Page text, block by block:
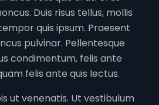
Duis risus tellus, mollis
quis ipsum. Praesent
pulvinar. Pellentesque
condimentum, felis ante
felis ante quis lectus.
ut venenatis. Ut vestibulum